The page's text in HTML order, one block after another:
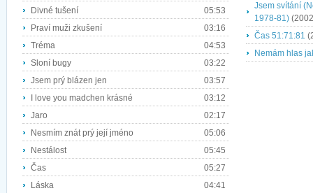
Divné tušení
05:53
Praví muži zkušení
03:16
Tréma
04:53
Sloní bugy
03:22
Jsem prý blázen jen
03:57
I love you madchen krásné
03:12
Jaro
02:17
Nesmím znát prý její jméno
05:06
Nestálost
05:45
Čas
05:27
Láska
04:41
Jsem svítání
1978-81)
Čas 51:71:81
Nemám hlas